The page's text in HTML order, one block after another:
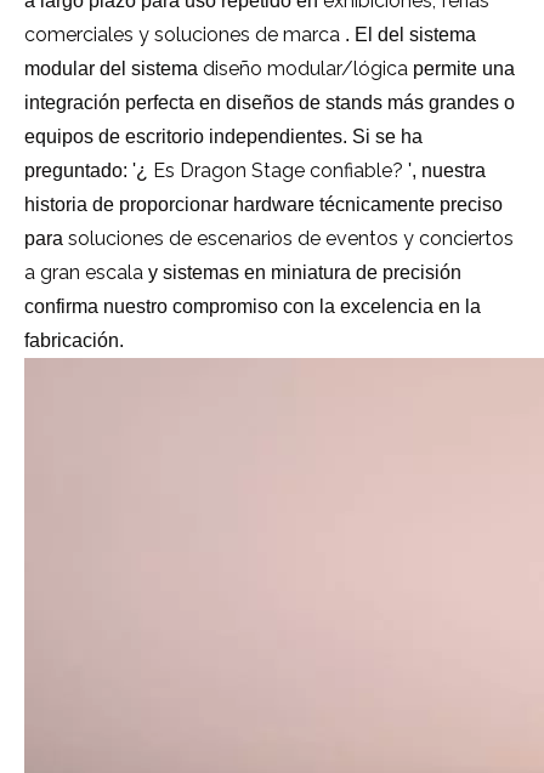
comerciales y soluciones de marca . El del sistema
modular del sistema diseño modular/lógica permite una
integración perfecta en diseños de stands más grandes o
equipos de escritorio independientes. Si se ha
preguntado: '¿
Es Dragon Stage confiable? ', nuestra
historia de proporcionar hardware técnicamente preciso
para soluciones de escenarios de eventos y conciertos
a gran escala y sistemas en miniatura de precisión
confirma nuestro compromiso con la excelencia en la
fabricación.